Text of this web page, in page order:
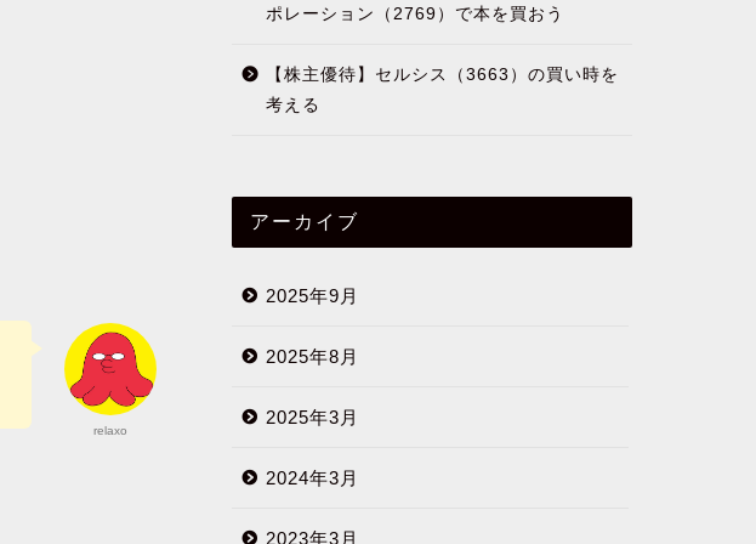
relaxo
ポレーション（2769）で本を買おう
【株主優待】セルシス（3663）の買い時を
考える
アーカイブ
2025年9月
2025年8月
2025年3月
2024年3月
2023年3月